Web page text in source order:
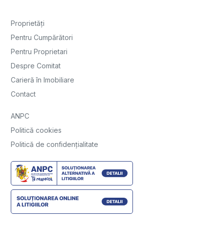
Proprietăți
Pentru Cumpărători
Pentru Proprietari
Despre Comitat
Carieră în Imobiliare
Contact
ANPC
Politică cookies
Politică de confidențialitate